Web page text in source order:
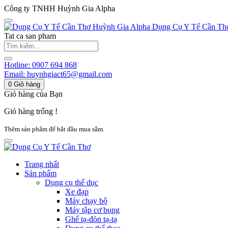
Công ty TNHH Huỳnh Gia Alpha
Huỳnh Gia Alpha Dụng Cụ Y Tế Cần
Tat ca san pham
Hotline: 0907 694 868
Email: huynhgiact65@gmail.com
0 Giỏ hàng
Giỏ hàng của Bạn
Giỏ hàng trống !
Thêm sản phẩm để bắt đầu mua sắm.
Trang nhất
Sản phẩm
Dụng cụ thể dục
Xe đạp
Máy chạy bộ
Máy tập cơ bụng
Ghế tạ-đòn tạ-tạ